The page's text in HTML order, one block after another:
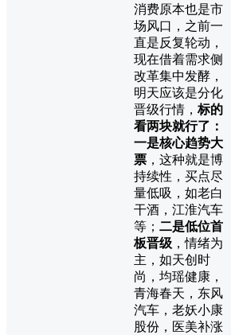
消费原本也是市
场风口，之前一
直是反复轮动，
现在借着需求侧
改革集中发酵，
明天应该是分化
晋级行情， 标的
看两块就行了：
一是核心趋势大
票 ，这种就是博
持续性，买点尽
量低吸，如老白
干酒，江淮汽车
等； 二是低位首
板晋级 ，情绪为
主，如天创时
尚，均瑶健康，
青海春天，东风
汽车，老妖小康
股份，医美补涨